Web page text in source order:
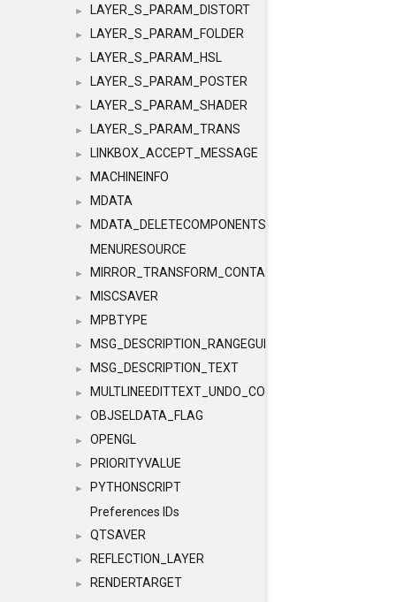
► LAYER_S_PARAM_DISTORT
► LAYER_S_PARAM_FOLDER
► LAYER_S_PARAM_HSL
► LAYER_S_PARAM_POSTER
► LAYER_S_PARAM_SHADER
► LAYER_S_PARAM_TRANS
► LINKBOX_ACCEPT_MESSAGE
► MACHINEINFO
► MDATA
►
MDATA_DELETECOMPONENTS
MENURESOURCE
► MIRROR_TRANSFORM_CONTAINER
► MISCSAVER
► MPBTYPE
► MSG_DESCRIPTION_RANGEGUI
► MSG_DESCRIPTION_TEXT
► MULTLINEEDITTEXT_UNDO_CONTAINER
► OBJSELDATA_FLAG
► OPENGL
► PRIORITYVALUE
►
PYTHONSCRIPT
Preferences IDs
► QTSAVER
► REFLECTION_LAYER
►
RENDERTARGET